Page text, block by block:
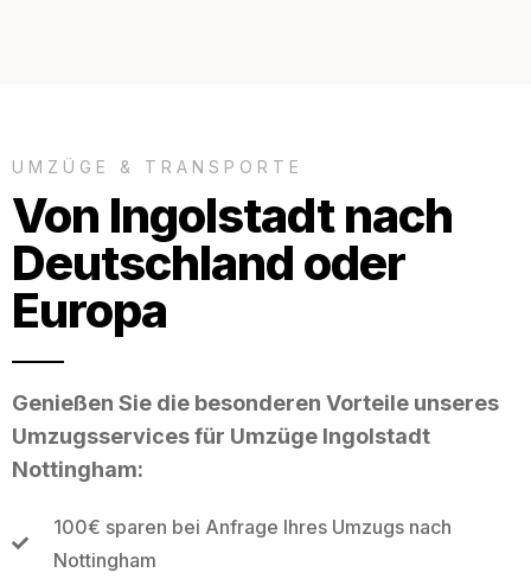
UMZÜGE & TRANSPORTE
Von Ingolstadt nach
Deutschland oder
Europa
Genießen Sie die besonderen Vorteile unseres
Umzugsservices für Umzüge Ingolstadt
Nottingham:
100€ sparen bei Anfrage Ihres Umzugs nach
Nottingham